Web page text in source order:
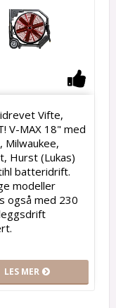
of favorites
Vifte,
V-MAX 18" med
Milwaukee,
Hurst (Lukas)
batteridrift.
modeller
også med 230
LES MER